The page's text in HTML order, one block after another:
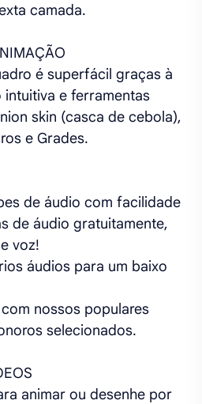
camada.
é superfácil graças à
intuitiva e ferramentas
skin (casca de cebola),
e Grades.
de áudio com facilidade
de áudio gratuitamente,
voz!
áudios para um baixo
nossos populares
selecionados.
animar ou desenhe por